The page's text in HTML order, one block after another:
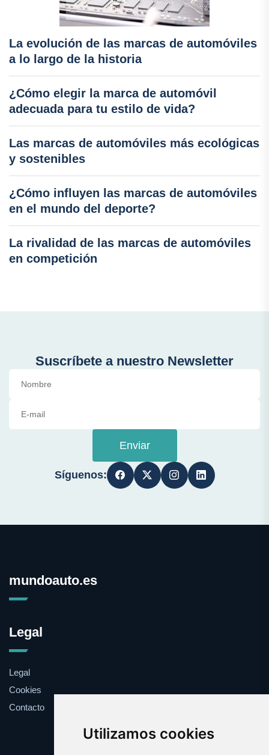
Utilizamos cookies
La evolución de las marcas de automóviles
a lo largo de la historia
¿Cómo elegir la marca de automóvil
adecuada para tu estilo de vida?
Las marcas de automóviles más ecológicas
y sostenibles
¿Cómo influyen las marcas de automóviles
en el mundo del deporte?
La rivalidad de las marcas de automóviles
en competición
Suscríbete a nuestro Newsletter
Enviar
Síguenos:
mundoauto.es
Legal
Legal
Cookies
Contacto